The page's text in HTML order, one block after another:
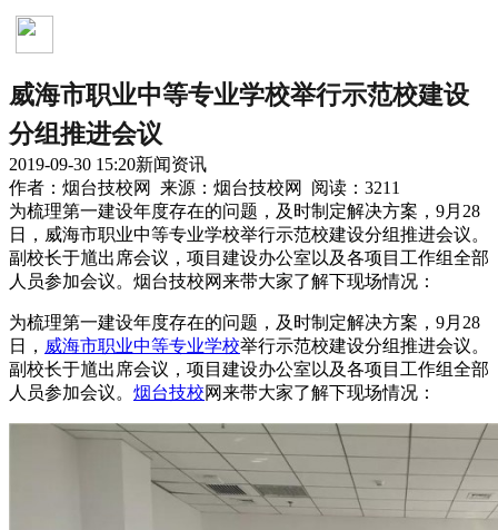
威海市职业中等专业学校举行示范校建设
分组推进会议
2019-09-30 15:20新闻资讯
作者：烟台技校网 来源：烟台技校网 阅读：3211
为梳理第一建设年度存在的问题，及时制定解决方案，9月28
日，威海市职业中等专业学校举行示范校建设分组推进会议。
副校长于馗出席会议，项目建设办公室以及各项目工作组全部
人员参加会议。烟台技校网来带大家了解下现场情况：
为梳理第一建设年度存在的问题，及时制定解决方案，9月28
日， 威海市职业中等专业学校举行示范校建设分组推进会议。
副校长于馗出席会议，项目建设办公室以及各项目工作组全部
人员参加会议。 烟台技校网来带大家了解下现场情况：